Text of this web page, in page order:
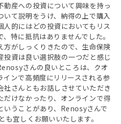
動産への投資について興味を持っ
て説明をうけ、納得の上で購入
人的にはどの投資においてもリス
特に抵抗はありませんでした。
方がしっくりきたので、生命保険
資は良い選択肢の一つだと感じ
さんの良いところは、クオ
インで高頻度にリリースされる参
さんともお話しさせていただき
だけなかったり、オンラインで得
いうことがあり、Renosyさんで
宜しくお願いいたします。